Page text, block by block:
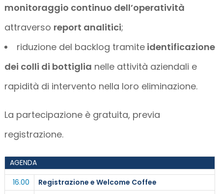
monitoraggio continuo dell’operatività
attraverso report analitici;
riduzione del backlog tramite identificazione
dei colli di bottiglia nelle attività aziendali e
rapidità di intervento nella loro eliminazione.
La partecipazione è gratuita, previa
registrazione.
AGENDA
16.00
Registrazione e Welcome Coffee